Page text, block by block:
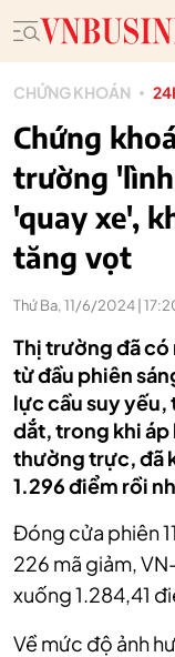
CHỨNG KHOÁN
Chứng
trường
'quay xe',
tăng vọt
Thứ Ba, 11/6/2024 |
Thị trường đã
từ đầu phiên
lực cầu suy yếu,
dắt, trong khi áp
thường trực, đã
1.296 điểm rồi
Đóng cửa phiên
226 mã giảm,
xuống 1.284,41
Về mức độ ảnh